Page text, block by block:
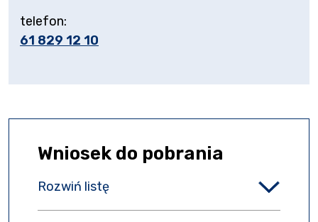
telefon:
61 829 12 10
Wniosek do pobrania
Rozwiń listę